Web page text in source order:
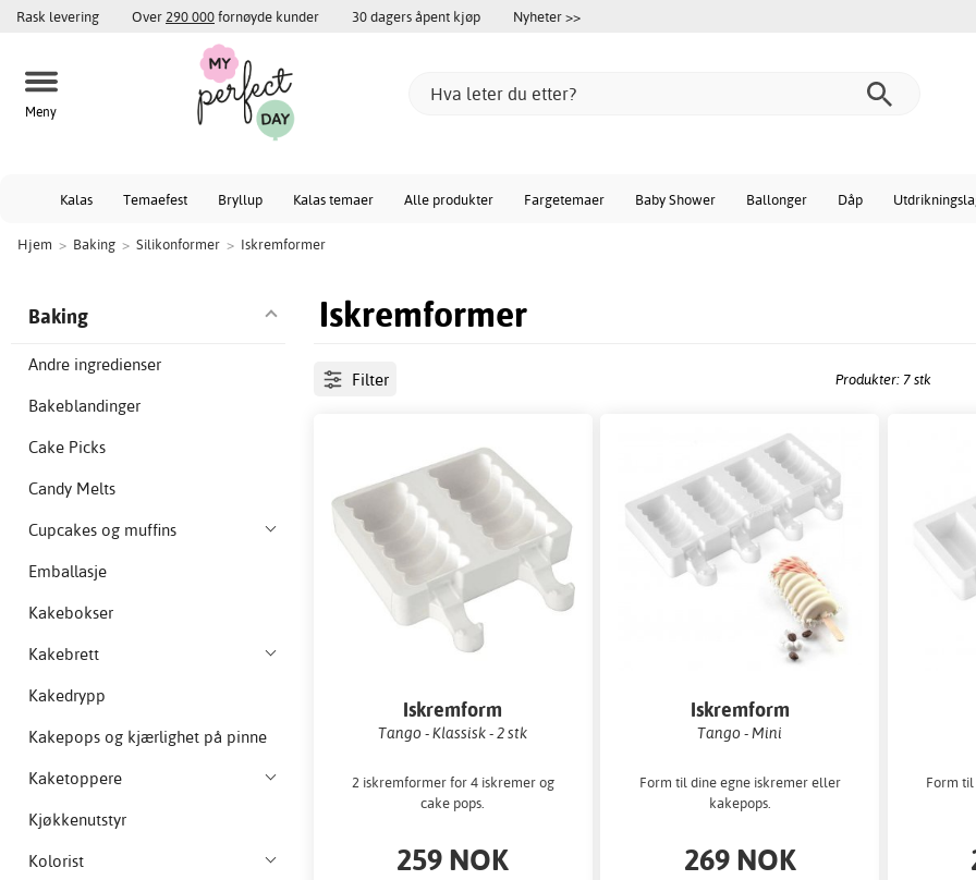
Rask levering Over 290 000fornøyde kunder 30 dagers åpent kjøp Nyheter >>
Meny
Kalas Temaefest Bryllup Kalas temaer Alle produkter Fargetemaer Baby Shower Ballonger Dåp
Hjem > Baking > Silikonformer > Iskremformer
Iskremformer
Baking
Andre ingredienser
Bakeblandinger
Cake Picks
Candy Melts
Cupcakes og muffins
Emballasje
Kakebokser
Kakebrett
Kakedrypp
Kakepops og kjærlighet på pinne
Kaketoppere
Kjøkkenutstyr
Kolorist
Filter Produkter: 7 stk
Iskremform
Tango - Klassisk - 2 stk
2 iskremformer for 4 iskremer og
cake pops.
259 NOK
Iskremform
Tango - Mini
Form til dine egne iskremer eller
kakepops.
269 NOK
Form